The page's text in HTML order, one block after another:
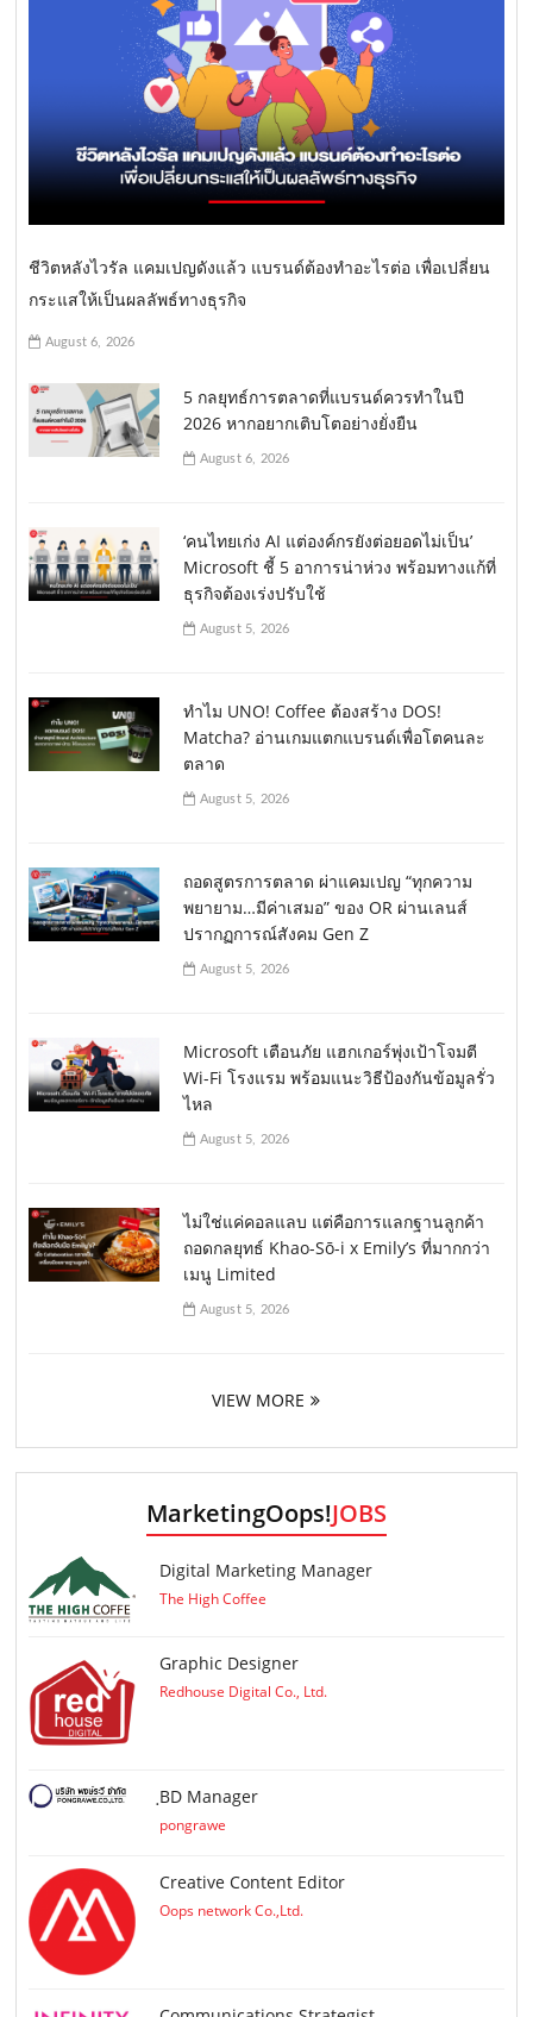
ชีวิตหลังไวรัล แคมเปญดังแล้ว แบรนด์ต้องทำอะไรต่อ เพื่อเปลี่ยน
กระแสให้เป็นผลลัพธ์ทางธุรกิจ
August 6, 2026
5 กลยุทธ์การตลาดที่แบรนด์ควรทำในปี
2026 หากอยากเติบโตอย่างยั่งยืน
August 6, 2026
‘คนไทยเก่ง AI แต่องค์กรยังต่อยอดไม่เป็น’
Microsoft ชี้ 5 อาการน่าห่วง พร้อมทางแก้ที่
ธุรกิจต้องเร่งปรับใช้
August 5, 2026
ทำไม UNO! Coffee ต้องสร้าง DOS!
Matcha? อ่านเกมแตกแบรนด์เพื่อโตคนละ
ตลาด
August 5, 2026
ถอดสูตรการตลาด ผ่าแคมเปญ “ทุกความ
พยายาม…มีค่าเสมอ” ของ OR ผ่านเลนส์
ปรากฏการณ์สังคม Gen Z
August 5, 2026
Microsoft เตือนภัย แฮกเกอร์พุ่งเป้าโจมตี
Wi-Fi โรงแรม พร้อมแนะวิธีป้องกันข้อมูลรั่ว
ไหล
August 5, 2026
ไม่ใช่แค่คอลแลบ แต่คือการแลกฐานลูกค้า
ถอดกลยุทธ์ Khao-Sō-i x Emily’s ที่มากกว่า
เมนู Limited
August 5, 2026
VIEW MORE
MarketingOops!JOBS
Digital Marketing Manager
The High Coffee
Graphic Designer
Redhouse Digital Co., Ltd.
ฺBD Manager
pongrawe
Creative Content Editor
Oops network Co.,Ltd.